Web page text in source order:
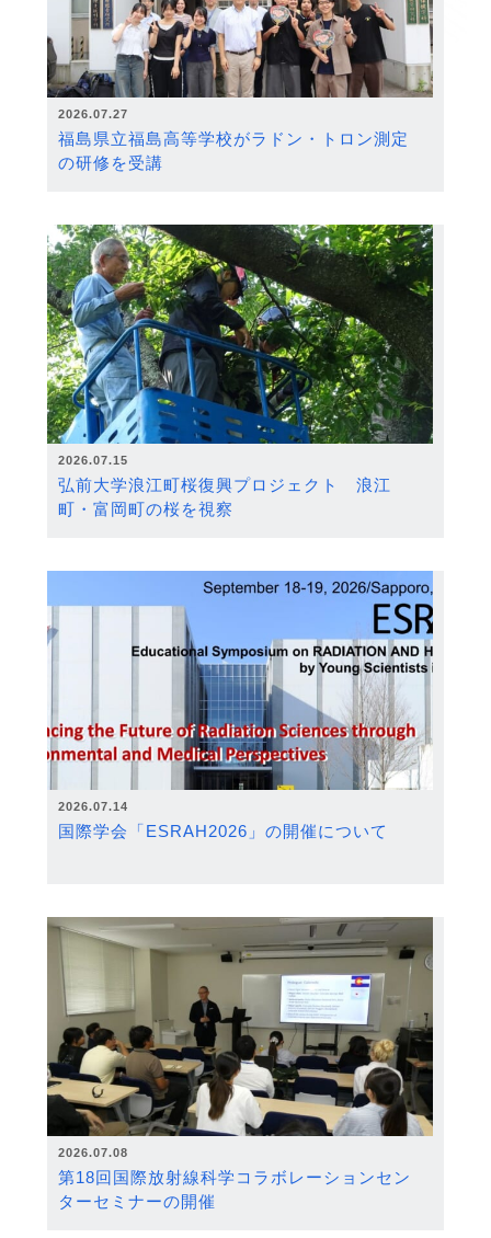
2026.07.27
福島県立福島高等学校がラドン・トロン測定
の研修を受講
2026.07.15
弘前大学浪江町桜復興プロジェクト 浪江
町・富岡町の桜を視察
2026.07.14
国際学会「ESRAH2026」の開催について
2026.07.08
第18回国際放射線科学コラボレーションセン
ターセミナーの開催